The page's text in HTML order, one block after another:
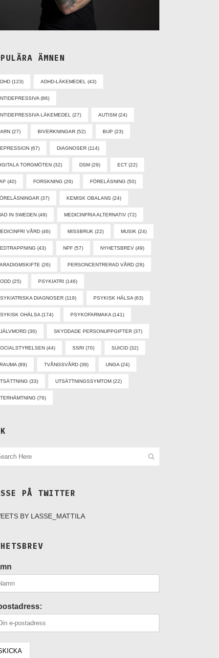
ÄMNEN
(123) ADHD-LÄKEMEDEL (43)
(86)
LÄKEMEDEL (27) AUTISM (24)
(27) BIVERKNINGAR (52) BUP (23)
(67) DIAGNOSER (114)
TORGMÖTEN (32) DSM (29) ECT (22)
(40) FORSKNING (26) FÖRELÄSNING (50)
(37) KEMISK OBALANS (24)
IN SWEDEN (49) MEDICINFRIA ALTERNATIV (72)
VÅRD (46) MISSBRUK (22) MUSIK (24)
(43) NPF (57) NYHETSBREV (49)
(26) PERSONCENTRERAD VÅRD (28)
(25) PSYKIATRI (146)
DIAGNOSER (119) PSYKISK HÄLSA (63)
OHÄLSA (174) PSYKOFARMAKA (141)
(36) SKYDDADE PERSONUPPGIFTER (37)
(44) SSRI (70) SUICID (32)
(89) TVÅNGSVÅRD (39) UNGA (24)
(33) UTSÄTTNINGSSYMTOM (22)
(76)
PÅ TWITTER
BY LASSE_MATTILA